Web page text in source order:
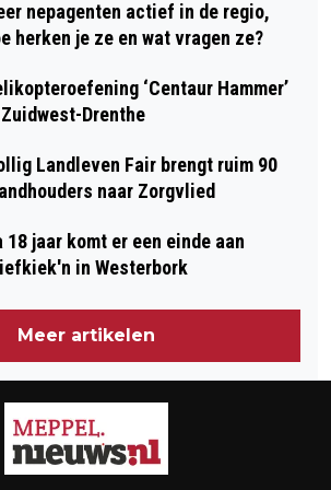
nepagenten actief in de regio,
herken je ze en wat vragen ze?
‘Centaur Hammer’
Drenthe
Landleven Fair brengt ruim 90
naar Zorgvlied
18 jaar komt er een einde aan
in Westerbork
Meer artikelen